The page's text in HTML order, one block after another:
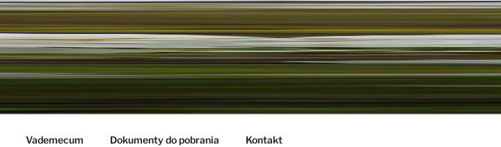
Vademecum Dokumenty do pobrania Kontakt